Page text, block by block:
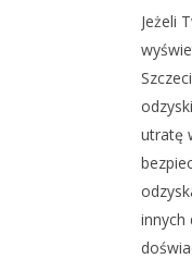
Jeżeli
utratę
innych